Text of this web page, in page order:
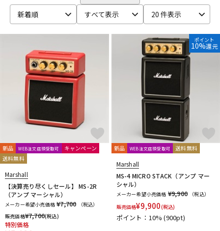
新着順
すべて表示 20 件表示
新品 WEB注文店頭受取可
キャンペーン
送料無料
Marshall
【決算売り尽くしセール】 MS-2R
（アンプ マーシャル）
メーカー希望小売価格 ¥7,700
（税込）
販売価格¥7,700(税込)
特別価格
ポイント
10%還元
新品 WEB注文店頭受取可 送料無料
Marshall
MS-4 MICRO STACK（アンプ マー
シャル）
メーカー希望小売価格 ¥9,900
（税込）
販売価格¥9,900(税込)
ポイント：10%(900pt)